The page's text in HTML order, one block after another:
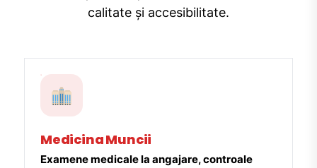
calitate și accesibilitate.
Medicina Muncii
Examene medicale la angajare, controale